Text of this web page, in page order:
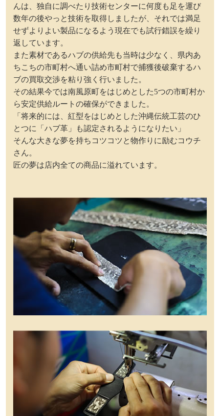
んは、独自に調べたり技術センターに何度も足を運び
数年の後やっと技術を取得しましたが、それでは満足
せずよりよい製品になるよう現在でも試行錯誤を繰り
返しています。
また素材であるハブの供給先も当時は少なく、県内あ
ちこちの市町村へ通い詰め市町村で捕獲後破棄するハ
ブの買取交渉を粘り強く行いました。
その結果今では南風原町をはじめとした5つの市町村か
ら安定供給ルートの確保ができました。
「将来的には、紅型をはじめとした沖縄伝統工芸のひ
とつに「ハブ革」も認定されるようになりたい」
そんな大きな夢を持ちコツコツと物作りに励むコウチ
さん。
匠の夢は店内全ての商品に溢れています。